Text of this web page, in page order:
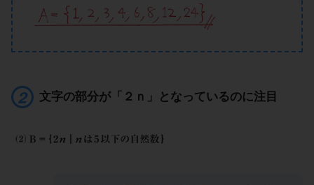
文字の部分が「２ｎ」となっているのに注目